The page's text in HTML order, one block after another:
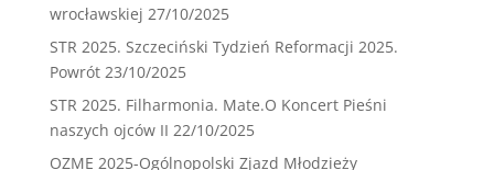
wrocławskiej 27/10/2025
STR 2025. Szczeciński Tydzień Reformacji 2025.
Powrót 23/10/2025
STR 2025. Filharmonia. Mate.O Koncert Pieśni
naszych ojców II 22/10/2025
OZME 2025-Ogólnopolski Zjazd Młodzieży